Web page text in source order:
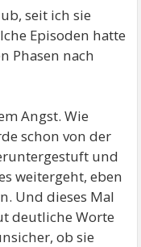
seit ich sie
Episoden hatte
Phasen nach
Angst. Wie
schon von der
und
weitergeht, eben
Und dieses Mal
deutliche Worte
ob sie